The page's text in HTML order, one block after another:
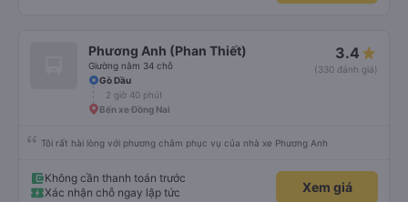
Phương Anh (Phan Thiết)
Giường nằm 34 chỗ
3.4
(330 đánh giá)
Gò Dầu
2 giờ 40 phút
Bến xe Đồng Nai
Tôi rất hài lòng với phương châm phục vụ của nhà xe Phương Anh
Không cần thanh toán trước
Xác nhận chỗ ngay lập tức
Xem giá